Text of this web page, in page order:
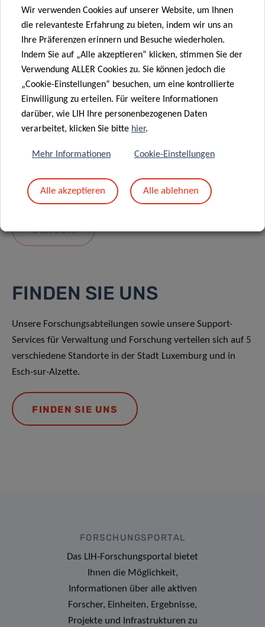
Mit dem Absenden Ihrer Nachricht erklären Sie
Datenschutzrichtlinie.
FINDEN SIE UNS
Unsere Forschungsabteilungen sowie unsere Support-
Services für Verwaltung und Forschung verteilen sich auf 5
verschiedene Standorte in der Stadt Luxemburg und in
Esch-sur-Alzette.
FINDEN SIE UNS
FORSCHUNGSPORTAL
Das LIH-Forschungsportal bietet
Ihnen die Möglichkeit,
Informationen über alle aktiven
Forscher, Einheiten, Ergebnisse,
Projekte und Infrastrukturen zu
Wir verwenden Cookies auf unserer Website, um Ihnen
die relevanteste Erfahrung zu bieten, indem wir uns an
Ihre Präferenzen erinnern und Besuche wiederholen.
Indem Sie auf „Alle akzeptieren“ klicken, stimmen Sie der
Verwendung ALLER Cookies zu. Sie können jedoch die
„Cookie-Einstellungen“ besuchen, um eine kontrollierte
Einwilligung zu erteilen. Für weitere Informationen
darüber, wie LIH Ihre personenbezogenen Daten
verarbeitet, klicken Sie bitte hier.
Mehr Informationen Cookie-Einstellungen
Alle akzeptieren Alle ablehnen